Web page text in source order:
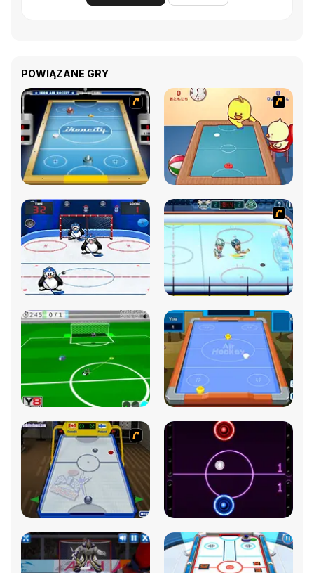
POWIĄZANE GRY